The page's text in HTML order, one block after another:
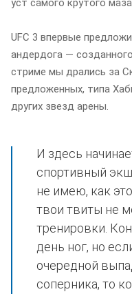
уст самого крутого
UFC 3 впервые
андердога —
стриме мы дрались за
предложенных, типа
других звезд арены.
И здесь
спортивный
не имею, как
твои твиты не
тренировки.
день ног, но
очередной
соперника, то